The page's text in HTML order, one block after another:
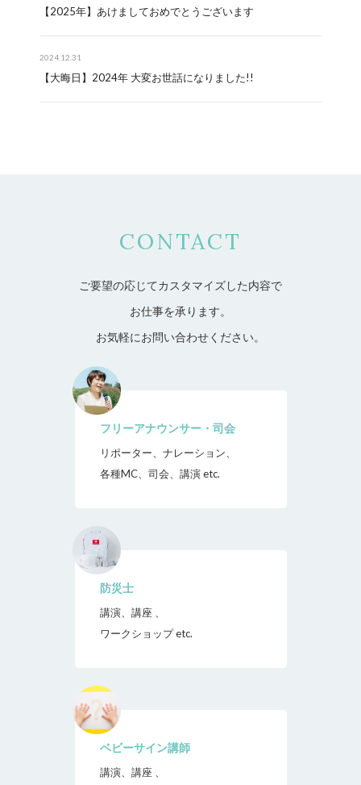
【2025年】あけましておめでとうございます
2024.12.31
【大晦日】2024年 大変お世話になりました!!
CONTACT
ご要望の応じてカスタマイズした内容で
お仕事を承ります。
お気軽にお問い合わせください。
フリーアナウンサー・司会
リポーター、ナレーション、
各種MC、司会、講演 etc.
防災士
講演、講座 、
ワークショップ etc.
ベビーサイン講師
講演、講座 、